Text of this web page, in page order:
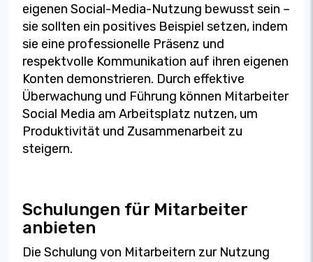
eigenen Social-Media-Nutzung bewusst sein –
sie sollten ein positives Beispiel setzen, indem
sie eine professionelle Präsenz und
respektvolle Kommunikation auf ihren eigenen
Konten demonstrieren. Durch effektive
Überwachung und Führung können Mitarbeiter
Social Media am Arbeitsplatz nutzen, um
Produktivität und Zusammenarbeit zu
steigern.
Schulungen für Mitarbeiter
anbieten
Die Schulung von Mitarbeitern zur Nutzung